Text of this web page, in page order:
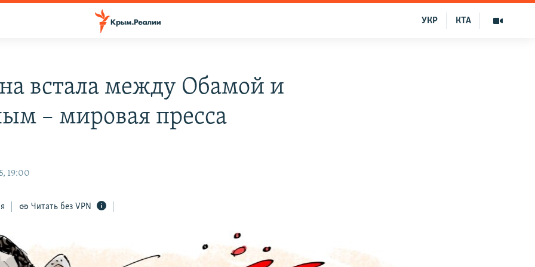
КТА
УКР
встала между Обамой и
– мировая пресса
19:00
Читать без VPN